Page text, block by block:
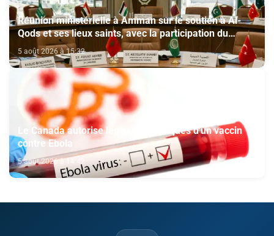
Réunion ministérielle à Amman sur le soutien à Al-
Qods et ses lieux saints, avec la participation du
Maroc
5 août 2026 à 15:32
Le Canada autorise les essais cliniques d'un vaccin
contre Ebola
5 août 2026 à 14:42